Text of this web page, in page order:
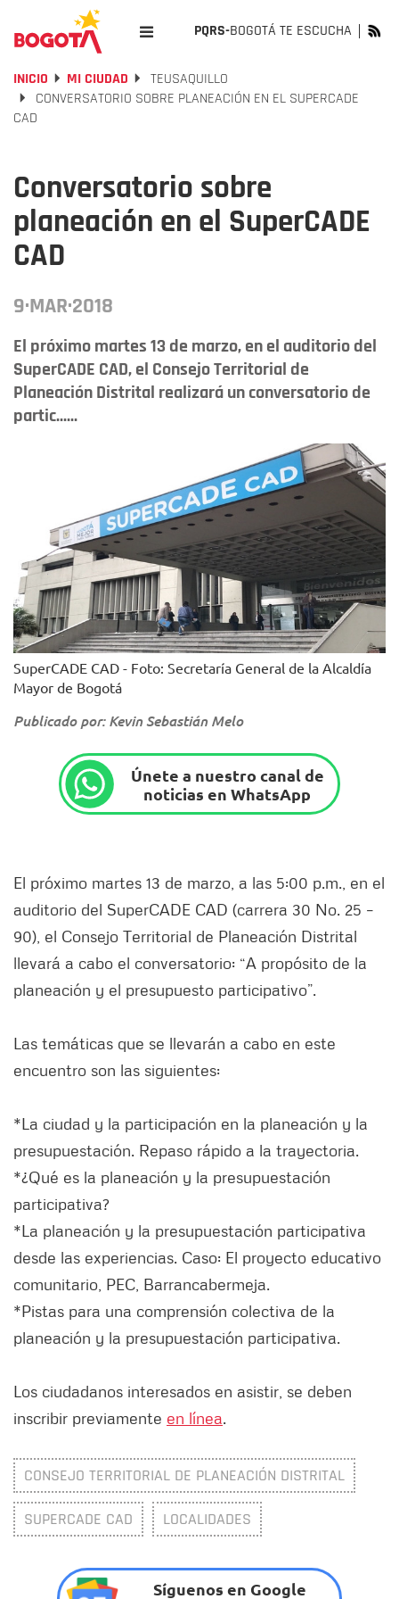
PQRS-BOGOTÁ TE ESCUCHA
INICIO MI CIUDAD
TEUSAQUILLO
CONVERSATORIO SOBRE PLANEACIÓN EN EL SUPERCADE
CAD
Conversatorio sobre
planeación en el SuperCADE
CAD
9·MAR·2018
El próximo martes 13 de marzo, en el auditorio del
SuperCADE CAD, el Consejo Territorial de
Planeación Distrital realizará un conversatorio de
partic......
SuperCADE CAD - Foto: Secretaría General de la Alcaldía
Mayor de Bogotá
Publicado por: Kevin Sebastián Melo
Únete a nuestro canal de
noticias en WhatsApp
El próximo martes 13 de marzo, a las 5:00 p.m., en el
auditorio del SuperCADE CAD (carrera 30 No. 25 –
90), el Consejo Territorial de Planeación Distrital
llevará a cabo el conversatorio: “A propósito de la
planeación y el presupuesto participativo”.
Las temáticas que se llevarán a cabo en este
encuentro son las siguientes:
*La ciudad y la participación en la planeación y la
presupuestación. Repaso rápido a la trayectoria.
*¿Qué es la planeación y la presupuestación
participativa?
*La planeación y la presupuestación participativa
desde las experiencias. Caso: El proyecto educativo
comunitario, PEC, Barrancabermeja.
*Pistas para una comprensión colectiva de la
planeación y la presupuestación participativa.
Los ciudadanos interesados en asistir, se deben
inscribir previamente en línea.
CONSEJO TERRITORIAL DE PLANEACIÓN DISTRITAL
SUPERCADE CAD LOCALIDADES
Síguenos en Google